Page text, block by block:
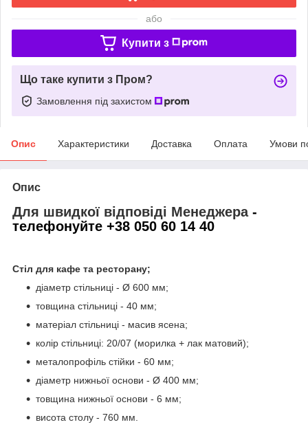
або
Купити з
Що таке купити з Пром?
Замовлення під захистом
Опис Характеристики Доставка Оплата Умови
Опис
Для швидкої відповіді Менеджера -
телефонуйте +38 050 60 14 40
Стіл для кафе та ресторану;
діаметр стільниці - Ø 600 мм;
товщина стільниці - 40 мм;
матеріал стільниці - масив ясена;
колір стільниці: 20/07 (морилка + лак матовий);
металопрофіль стійки - 60 мм;
діаметр нижньої основи - Ø 400 мм;
товщина нижньої основи - 6 мм;
висота столу - 760 мм.